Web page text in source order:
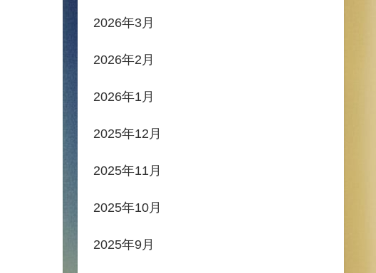
2026年3月
2026年2月
2026年1月
2025年12月
2025年11月
2025年10月
2025年9月